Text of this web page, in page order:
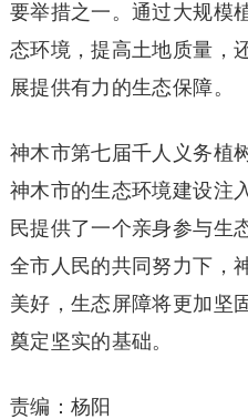
要举措之一。通过大规模
态环境，提高土地质量，
展提供有力的生态保障。
神木市第七届千人义务植
神木市的生态环境建设注
民提供了一个亲身参与生
全市人民的共同努力下，
美好，生态屏障将更加坚
奠定坚实的基础。
责编：杨阳